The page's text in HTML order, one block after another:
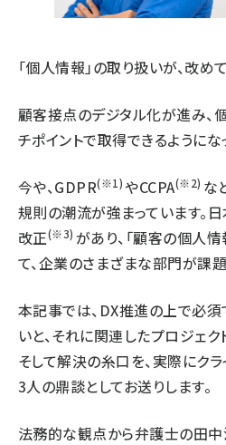
「個人情報」の取り扱いが、改め
顧客接点のデジタル化が進み、
チポイントで取得できるようにな
今や、GDPR(※1)やCCPA(※2) な
規則の潮流が強まっています。
改正(※3) があり、「顧客の個人
て、企業のさまざまな部門が課
本記事では、DX推進の上で必
いと、それに関連したプロジェク
そして解決の糸口を、実際にク
3人の鼎談としてお送りします。
法務的な観点から弁護士の田